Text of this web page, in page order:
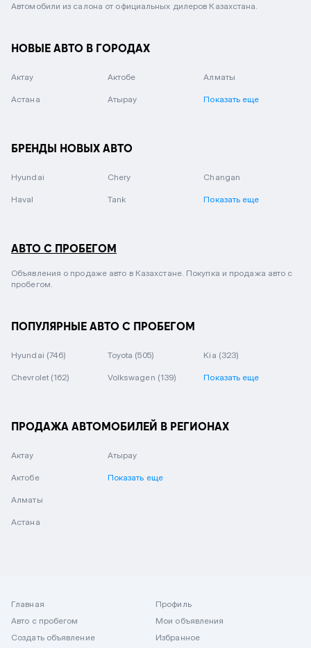
Автомобили из салона от официальных дилеров Казахстана.
НОВЫЕ АВТО В ГОРОДАХ
Актау Актобе Алматы
Астана Атырау Показать еще
БРЕНДЫ НОВЫХ АВТО
Hyundai Chery Changan
Haval Tank Показать еще
АВТО С ПРОБЕГОМ
Объявления о продаже авто в Казахстане. Покупка и продажа авто с
пробегом.
ПОПУЛЯРНЫЕ АВТО С ПРОБЕГОМ
Hyundai (746) Toyota (505) Kia (323)
Chevrolet (162) Volkswagen (139) Показать еще
ПРОДАЖА АВТОМОБИЛЕЙ В РЕГИОНАХ
Актау
Актобе
Алматы
Астана
Атырау
Показать еще
Главная
Авто с пробегом
Создать объявление
Профиль
Мои объявления
Избранное